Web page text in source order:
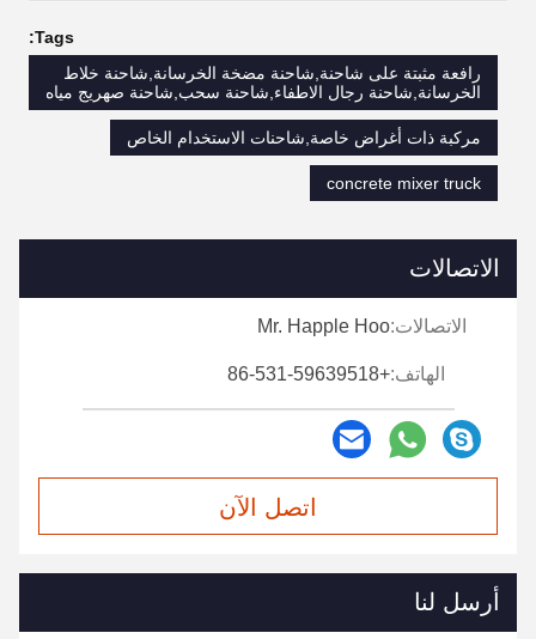
Tags:
رافعة مثبتة على شاحنة,شاحنة مضخة الخرسانة,شاحنة خلاط
الخرسانة,شاحنة رجال الاطفاء,شاحنة سحب,شاحنة صهريج مياه
مركبة ذات أغراض خاصة,شاحنات الاستخدام الخاص
concrete mixer truck
الاتصالات
الاتصالات:Mr. Happle Hoo
الهاتف:+86-531-59639518
اتصل الآن
أرسل لنا